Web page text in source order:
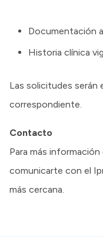
Documentación
Historia clínica
Las solicitudes serán
correspondiente.
Contacto
Para más
comunicarte con el
más cercana.